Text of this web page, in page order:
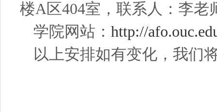
楼A区404室，联系人：李老
学院网站： http://
以上安排如有变化，我们